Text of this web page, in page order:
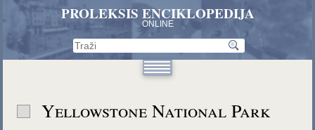
PROLEKSIS ENCIKLOPEDIJA
ONLINE
Yellowstone National Park